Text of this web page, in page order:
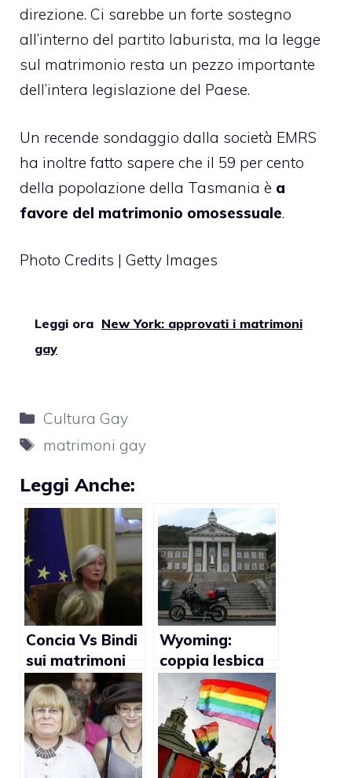
direzione. Ci sarebbe un forte sostegno
all’interno del partito laburista, ma la legge
sul matrimonio resta un pezzo importante
dell’intera legislazione del Paese.
Un recende sondaggio dalla società EMRS
ha inoltre fatto sapere che il 59 per cento
della popolazione della Tasmania è a
favore del matrimonio omosessuale.
Photo Credits | Getty Images
Leggi ora New York: approvati i matrimoni
gay
Categorie
Cultura Gay
Tag
matrimoni gay
Leggi Anche:
Concia Vs Bindi
sui matrimoni
gay (video)
Wyoming:
coppia lesbica
sposata in
Canada ottiene
il divorzio